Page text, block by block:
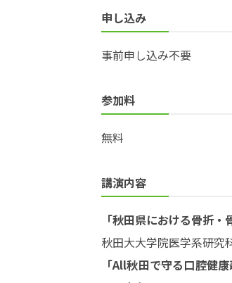
申し込み
事前申し込み不要
参加料
無料
講演内容
「秋田県における骨折
秋田大大学院医学系研
「All秋田で守る口腔健